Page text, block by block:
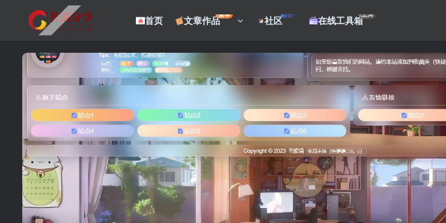
首页 文章作品菜单 社区帖子 在线工具箱工具